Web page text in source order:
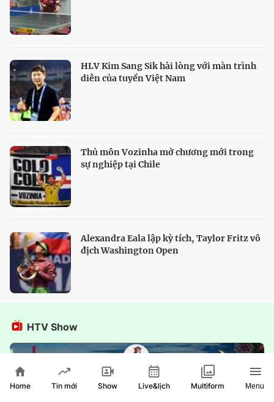
HLV Kim Sang Sik hài lòng với màn trình
diễn của tuyển Việt Nam
Thủ môn Vozinha mở chương mới trong
sự nghiệp tại Chile
Alexandra Eala lập kỳ tích, Taylor Fritz vô
địch Washington Open
HTV Show
Home Tin mới Show Live&lịch Multiform Menu